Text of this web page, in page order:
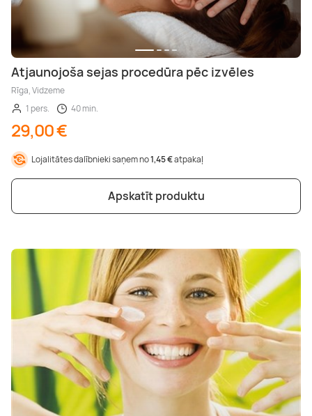
Atjaunojoša sejas procedūra pēc izvēles
Rīga, Vidzeme
1 pers.
40 min.
29,00 €
Lojalitātes dalībnieki saņem no1,45 €atpakaļ
Apskatīt produktu